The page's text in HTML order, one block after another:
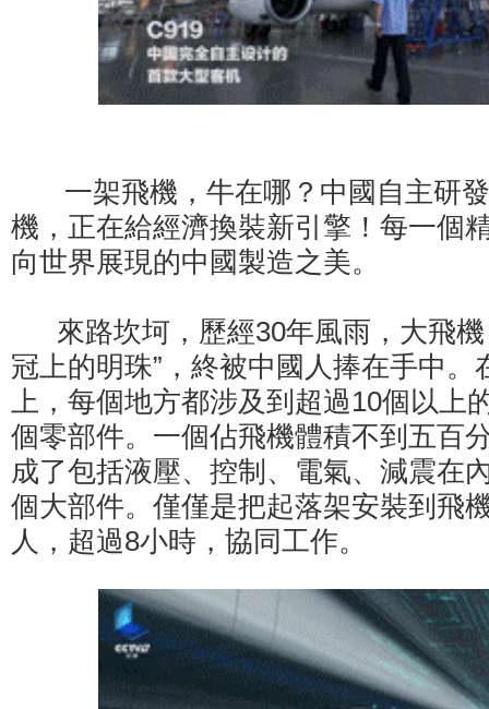
一架飛機，牛在哪？中國自主研
機，正在給經濟換裝新引擎！每一個
向世界展現的中國製造之美。
來路坎坷，歷經30年風雨，大飛機
冠上的明珠”，終被中國人捧在手中。
上，每個地方都涉及到超過10個以上
個零部件。一個佔飛機體積不到五百
成了包括液壓、控制、電氣、減震在
個大部件。僅僅是把起落架安裝到飛
人，超過8小時，協同工作。